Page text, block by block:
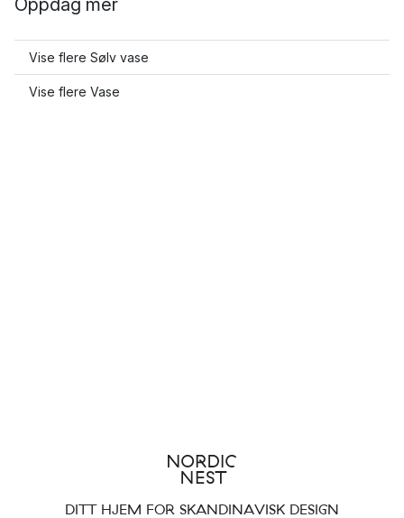
Oppdag mer
Vise flere Sølv vase
Vise flere Vase
DITT HJEM FOR SKANDINAVISK DESIGN